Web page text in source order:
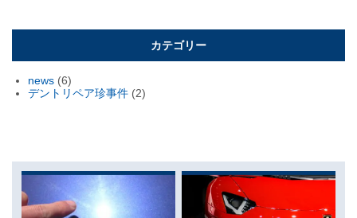
カテゴリー
news (6)
デントリペア珍事件 (2)